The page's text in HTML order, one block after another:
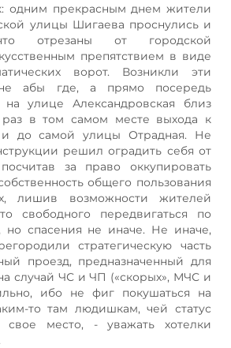
одним прекрасным днем жители
улицы Шигаева проснулись и
отрезаны от городской
препятствием в виде
ворот. Возникли эти
абы где, а прямо посередь
улице Александровская близ
в том самом месте выхода к
до самой улицы Отрадная. Не
решил оградить себя от
за право оккупировать
общего пользования
лишив возможности жителей
свободного передвигаться по
но спасения не иначе. Не иначе,
стратегическую часть
проезд, предназначенный для
случай ЧС и ЧП («скорых», МЧС и
ибо не фиг покушаться на
то там людишкам, чей статус
свое место, - уважать хотелки